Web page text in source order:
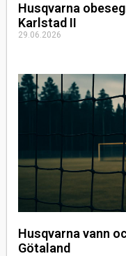
Husqvarna
Karlstad II
29.06.2026
Husqvarna vann
Götaland